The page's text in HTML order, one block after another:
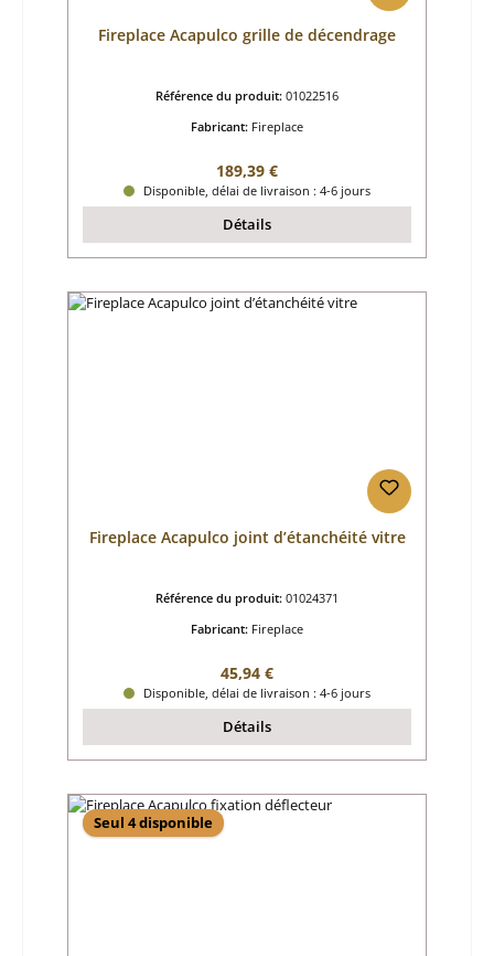
Fireplace Acapulco grille de décendrage
Référence du produit: 01022516
Fabricant: Fireplace
Prix régulier :
189,39 €
Disponible, délai de livraison : 4-6 jours
Détails
Fireplace Acapulco joint d’étanchéité vitre
Référence du produit: 01024371
Fabricant: Fireplace
Prix régulier :
45,94 €
Disponible, délai de livraison : 4-6 jours
Détails
Seul 4 disponible